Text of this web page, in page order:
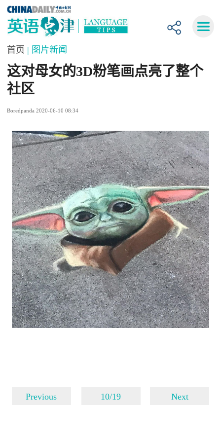
首页 | 图片新闻
这对母女的3D粉笔画点亮了整个
社区
Boredpanda 2020-06-10 08:34
Previous 10/19 Next